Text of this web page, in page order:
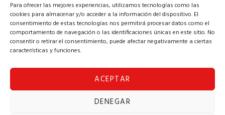
Para ofrecer las mejores experiencias, utilizamos tecnologías como las
cookies para almacenar y/o acceder a la información del dispositivo. El
consentimiento de estas tecnologías nos permitirá procesar datos como el
comportamiento de navegación o las identificaciones únicas en este sitio. No
consentir o retirar el consentimiento, puede afectar negativamente a ciertas
características y funciones.
ACEPTAR
DENEGAR
Copyright © 2024 Alba Solomúsica
Política de Privacidad